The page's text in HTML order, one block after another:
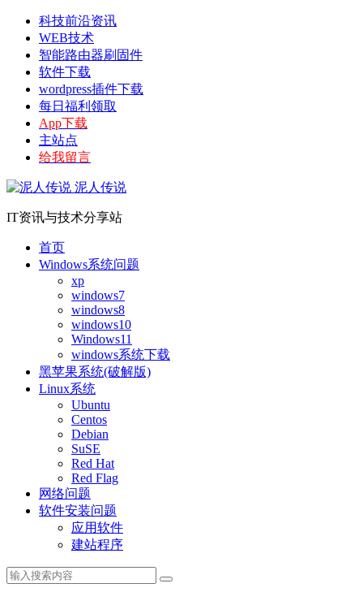
科技前沿资讯
WEB技术
智能路由器刷固件
软件下载
wordpress插件下载
每日福利领取
App下载
主站点
给我留言
泥人传说
IT资讯与技术分享站
首页
Windows系统问题
xp
windows7
windows8
windows10
Windows11
windows系统下载
黑苹果系统(破解版)
Linux系统
Ubuntu
Centos
Debian
SuSE
Red Hat
Red Flag
网络问题
软件安装问题
应用软件
建站程序